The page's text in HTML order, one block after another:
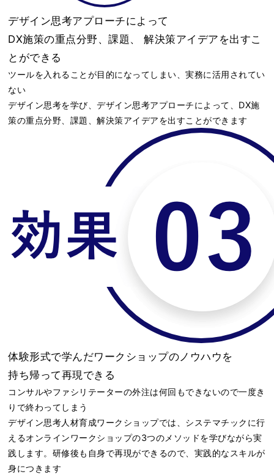
デザイン思考アプローチによって
DX施策の重点分野、課題、 解決策アイデアを出すこ
とができる
ツールを入れることが目的になってしまい、実務に活用されてい
ない
デザイン思考を学び、デザイン思考アプローチによって、DX施
策の重点分野、課題、解決策アイデアを出すことができます
体験形式で学んだワークショップのノウハウを
持ち帰って再現できる
コンサルやファシリテーターの外注は何回もできないので一度き
りで終わってしまう
デザイン思考人材育成ワークショップでは、システマチックに行
えるオンラインワークショップの3つのメソッドを学びながら実
践します。研修後も自身で再現ができるので、実践的なスキルが
身につきます